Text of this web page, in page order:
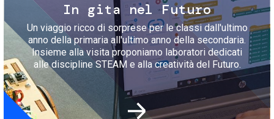
In gita nel Futuro
Un viaggio ricco di sorprese per le classi dall'ultimo
anno della primaria all'ultimo anno della secondaria.
Insieme alla visita proponiamo laboratori dedicati
alle discipline STEAM e alla creatività del Futuro.